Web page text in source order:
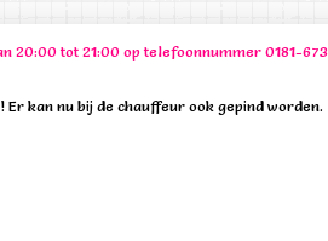
20:00 tot 21:00 op telefoonnummer 0181-
Er kan nu bij de chauffeur ook gepind worden.